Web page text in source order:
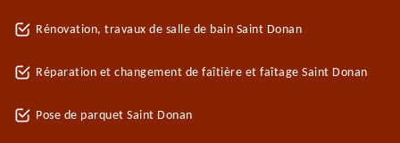
Rénovation, travaux de salle de bain Saint Donan
Réparation et changement de faîtière et faîtage Saint Donan
Pose de parquet Saint Donan